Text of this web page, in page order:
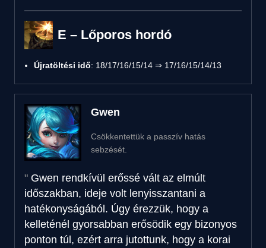
E – Lőporos hordó
Újratöltési idő: 18/17/16/15/14 ⇒ 17/16/15/14/13
Gwen
Csökkentettük a passzív hatás
sebzését.
Gwen rendkívül erőssé vált az elmúlt
időszakban, ideje volt lenyisszantani a
hatékonyságából. Úgy érezzük, hogy a
kelleténél gyorsabban erősödik egy bizonyos
ponton túl, ezért arra jutottunk, hogy a korai